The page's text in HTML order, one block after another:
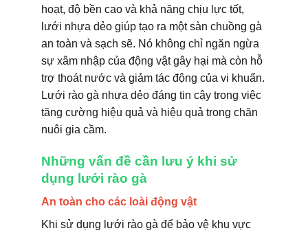
hoạt, độ bền cao và khả năng chịu lực tốt,
lưới nhựa dẻo giúp tạo ra một sàn chuồng gà
an toàn và sạch sẽ. Nó không chỉ ngăn ngừa
sự xâm nhập của động vật gây hại mà còn hỗ
trợ thoát nước và giảm tác động của vi khuẩn.
Lưới rào gà nhựa dẻo đáng tin cậy trong việc
tăng cường hiệu quả và hiệu quả trong chăn
nuôi gia cầm.
Những vấn đề cần lưu ý khi sử
dụng lưới rào gà
An toàn cho các loài động vật
Khi sử dụng lưới rào gà để bảo vệ khu vực